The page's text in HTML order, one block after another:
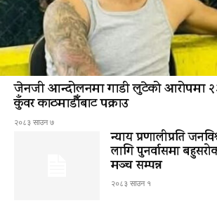
जेनजी आन्दोलनमा गाडी लुटेको आरोपमा
कुँवर काठमाडौँबाट पक्राउ
२०८३ साउन ७
न्याय प्रणालीप्रति
लागि पुनर्वासमा
मञ्च सम्पन्न
२०८३ साउन १